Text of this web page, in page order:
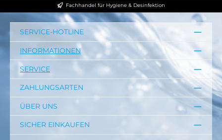
Fachhandel für Hygiene & Desinfektion
SERVICE-HOTLINE
INFORMATIONEN
SERVICE
ZAHLUNGSARTEN
ÜBER UNS
SICHER EINKAUFEN